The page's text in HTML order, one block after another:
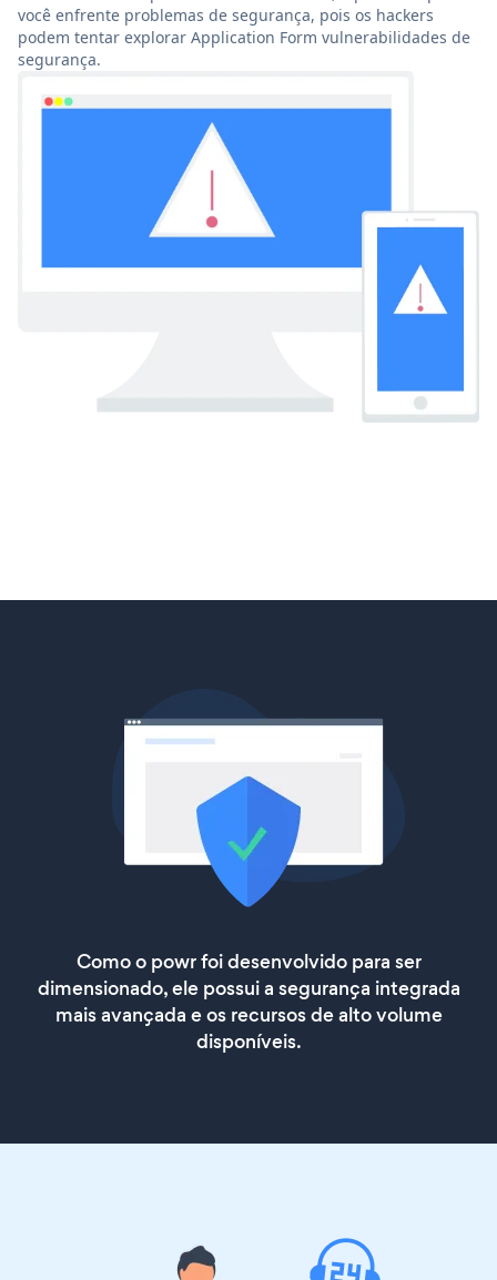
você enfrente problemas de segurança, pois os hackers
podem tentar explorar Application Form vulnerabilidades de
segurança.
Como o powr foi desenvolvido para ser
dimensionado, ele possui a segurança integrada
mais avançada e os recursos de alto volume
disponíveis.